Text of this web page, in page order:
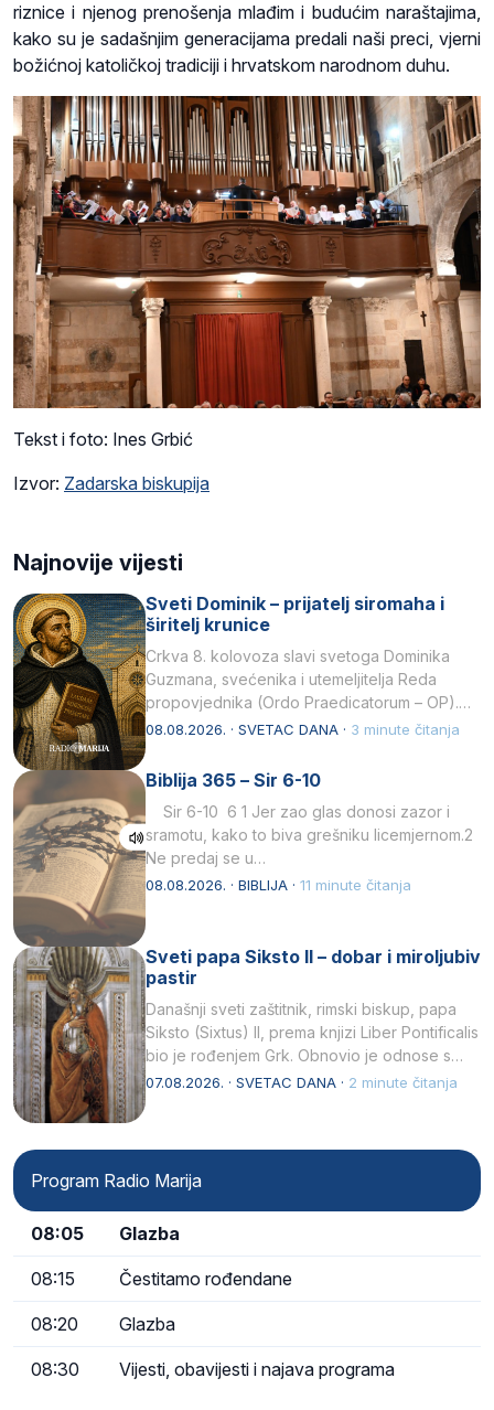
riznice i njenog prenošenja mlađim i budućim naraštajima,
kako su je sadašnjim generacijama predali naši preci, vjerni
božićnoj katoličkoj tradiciji i hrvatskom narodnom duhu.
Tekst i foto: Ines Grbić
Izvor: Zadarska biskupija
Najnovije vijesti
Sveti Dominik – prijatelj siromaha i
širitelj krunice
Crkva 8. kolovoza slavi svetoga Dominika
Guzmana, svećenika i utemeljitelja Reda
propovjednika (Ordo Praedicatorum – OP).
Svojim životom, dubokom ljubavlju prema
08.08.2026. · SVETAC DANA · 3 minute čitanja
Biblija 365 – Sir 6-10
Sir 6-10 6 1 Jer zao glas donosi zazor i
sramotu, kako to biva grešniku licemjernom.2
Ne predaj se u…
08.08.2026. · BIBLIJA · 11 minute čitanja
Sveti papa Siksto II – dobar i miroljubiv
pastir
Današnji sveti zaštitnik, rimski biskup, papa
Siksto (Sixtus) II, prema knjizi Liber Pontificalis
bio je rođenjem Grk. Obnovio je odnose s
afričkim…
07.08.2026. · SVETAC DANA · 2 minute čitanja
Program Radio Marija
08:05 Glazba
08:15 Čestitamo rođendane
08:20 Glazba
08:30 Vijesti, obavijesti i najava programa